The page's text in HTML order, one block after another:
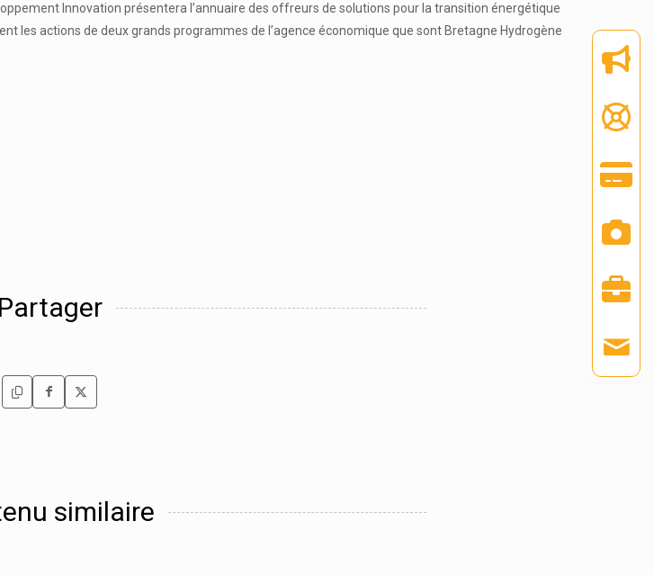
Innovation présentera l’annuaire des offreurs de solutions pour la transition énergétique
les actions de deux grands programmes de l’agence économique que sont Bretagne Hydrogène
Partager
similaire